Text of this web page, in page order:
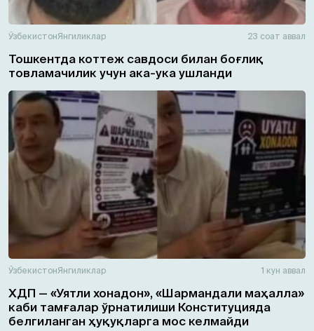
ЎзбекистонЯнгиликлар 23 соат аввал
Тошкентда коттеж савдоси билан боғлиқ
товламачилик учун ака-ука ушланди
ЎзбекистонЯнгиликлар 1 кун аввал
ХДП — «Уятли хонадон», «Шармандали маҳалла»
каби тамғалар ўрнатилиши Конституцияда
белгиланган ҳуқуқларга мос келмайди